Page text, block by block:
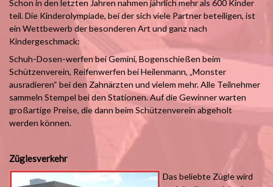
Schon in den letzten Jahren nahmen jährlich mehr als 600 Kinder
teil. Die Kinderolympiade, bei der sich viele Partner beteiligen, ist
ein Wettbewerb der besonderen Art und ganz nach
Kindergeschmack:
Schuh-Dosen-werfen bei Gemini, Bogenschießen beim
Schützenverein, Reifenwerfen bei Heilenmann, „Monster
ausradieren“ bei den Zahnärzten und vielem mehr. Alle Teilnehmer
sammeln Stempel bei den Stationen. Auf die Gewinner warten
großartige Preise, die dann beim Schützenverein abgeholt
werden können.
Züglesverkehr
Das beliebte Zügle wird